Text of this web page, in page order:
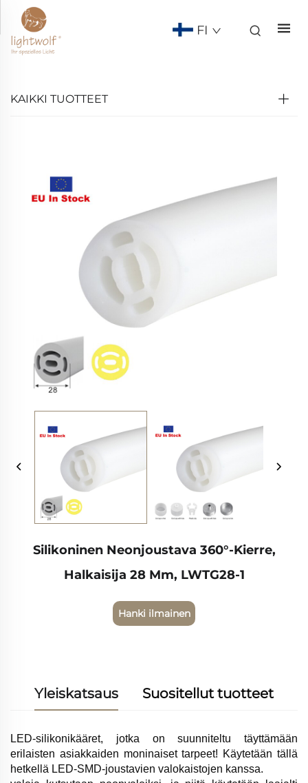
FI
KAIKKI TUOTTEET
Silikoninen Neonjoustava 360°-Kierre,
Halkaisija 28 Mm, LWTG28-1
Hanki ilmainen
Yleiskatsaus Suositellut tuotteet
LED-silikonikääret, jotka on suunniteltu täyttämään
erilaisten asiakkaiden moninaiset tarpeet! Käytetään tällä
hetkellä LED-SMD-joustavien valokaistojen kanssa.